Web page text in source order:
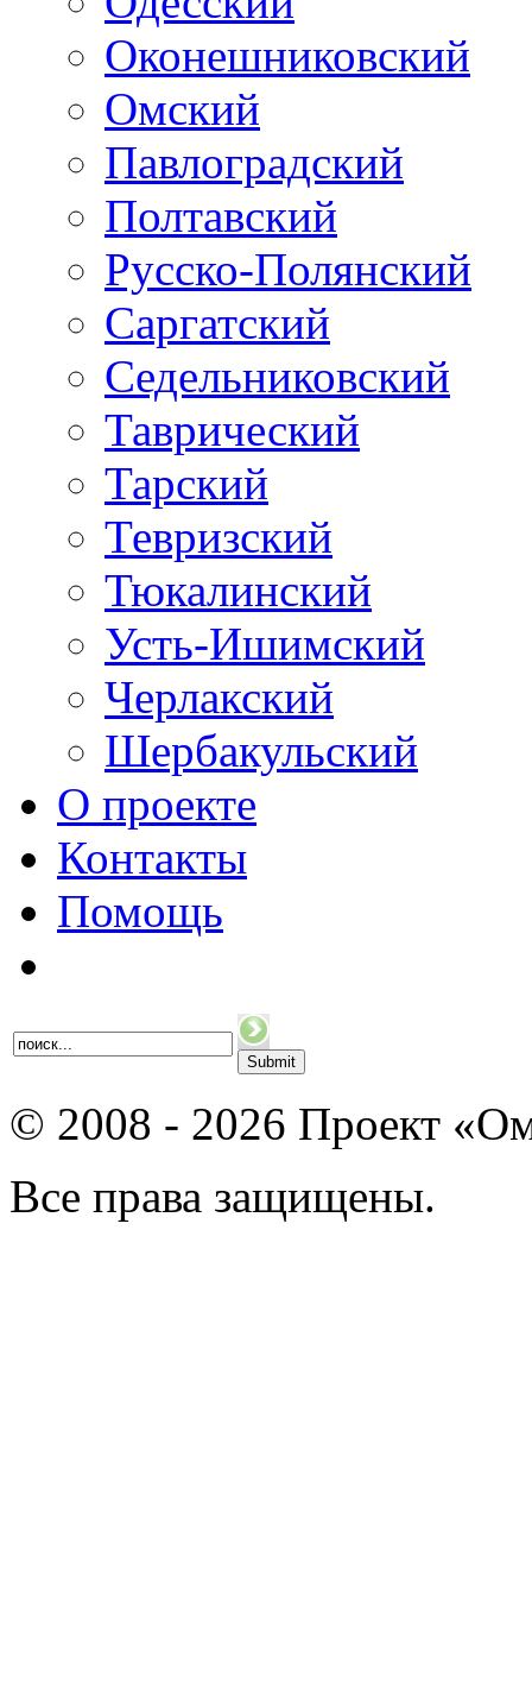
Оконешниковский
Омский
Павлоградский
Полтавский
Русско-Полянский
Саргатский
Седельниковский
Таврический
Тарский
Тевризский
Тюкалинский
Усть-Ишимский
Черлакский
Шербакульский
О проекте
Контакты
Помощь
© 2008 - 2026 Проект
Все права защищены.